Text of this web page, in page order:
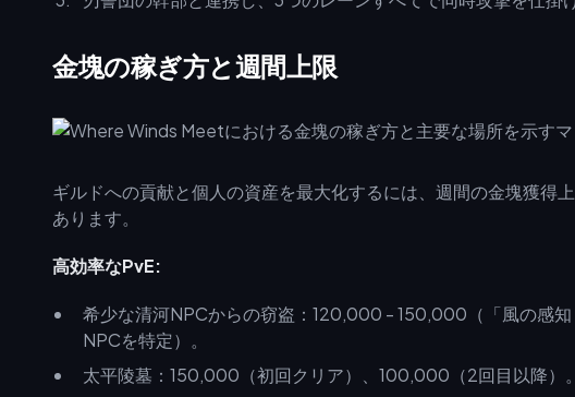
金塊の稼ぎ方と週間上限
ギルドへの貢献と個人の資産を最大化するには、週間の金塊獲得
あります。
高効率なPvE:
希少な清河NPCからの窃盗：120,000 - 150,000（「風の感
NPCを特定）。
太平陵墓：150,000（初回クリア）、100,000（2回目以降）。